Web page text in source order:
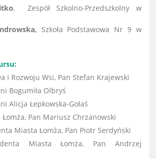
, Zespół Szkolno-Przedszkolny w
Szkoła Podstawowa Nr 9 w
i Rozwoju Wsi, Pan Stefan Krajewski
Bogumiła Olbryś
Alicja Łepkowska-Gołaś
Pan Mariusz Chrzanowski
Miasta Łomża, Pan Piotr Serdyński
Miasta Łomża, Pan Andrzej